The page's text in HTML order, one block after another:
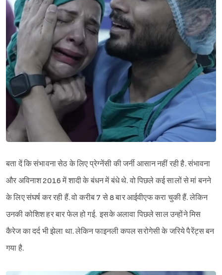
बता दें कि संभावना सेठ के लिए प्रेग्नेंसी की जर्नी आसान नहीं रही है. संभावना
और अविनाश 2016 में शादी के बंधन में बंधे थे. वो पिछले कई सालों से मां बनने
के लिए संघर्ष कर रही हैं. वो करीब 7 से 8 बार आईवीएफ करा चुकी हैं. लेकिन
उनकी कोशिश हर बार फेल हो गई. इसके अलावा पिछले साल उन्होंने मिस
कैरेज का दर्द भी झेला था. लेकिन फाइनली कपल सरोगेसी के जरिये पैरेंट्स बन
गया है.